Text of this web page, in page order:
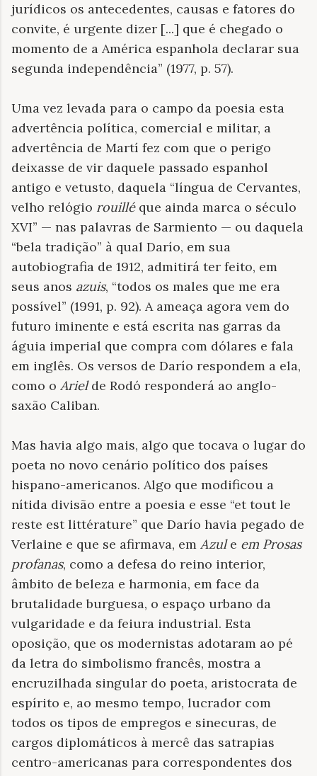
jurídicos os antecedentes, causas e fatores do
convite, é urgente dizer [...] que é chegado o
momento de a América espanhola declarar sua
segunda independência” (1977, p. 57).
Uma vez levada para o campo da poesia esta
advertência política, comercial e militar, a
advertência de Martí fez com que o perigo
deixasse de vir daquele passado espanhol
antigo e vetusto, daquela “língua de Cervantes,
velho relógio rouilléque ainda marca o século
XVI” — nas palavras de Sarmiento — ou daquela
“bela tradição” à qual Darío, em sua
autobiografia de 1912, admitirá ter feito, em
seus anos azuis, “todos os males que me era
possível” (1991, p. 92). A ameaça agora vem do
futuro iminente e está escrita nas garras da
águia imperial que compra com dólares e fala
em inglês. Os versos de Darío respondem a ela,
como o Arielde Rodó responderá ao anglo-
saxão Caliban.
Mas havia algo mais, algo que tocava o lugar do
poeta no novo cenário político dos países
hispano-americanos. Algo que modificou a
nítida divisão entre a poesia e esse “et tout le
reste est littérature” que Darío havia pegado de
Verlaine e que se afirmava, em Azule em Prosas
profanas, como a defesa do reino interior,
âmbito de beleza e harmonia, em face da
brutalidade burguesa, o espaço urbano da
vulgaridade e da feiura industrial. Esta
oposição, que os modernistas adotaram ao pé
da letra do simbolismo francês, mostra a
encruzilhada singular do poeta, aristocrata de
espírito e, ao mesmo tempo, lucrador com
todos os tipos de empregos e sinecuras, de
cargos diplomáticos à mercê das satrapias
centro-americanas para correspondentes dos